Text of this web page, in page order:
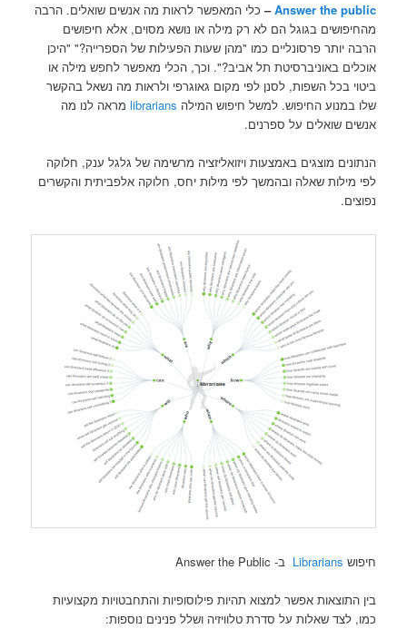
Answer the public
–כלי המאפשר לראות מה אנשים שואלים. הרבה
מהחיפושים בגוגל הם לא רק מילה או נושא מסוים, אלא חיפושים
הרבה יותר פרסונליים כמו "מהן שעות הפעילות של הספרייה?" "היכן
אוכלים באוניברסיטת תל אביב?". וכך, הכלי מאפשר לחפש מילה או
ביטוי בכל השפות, לסנן לפי מקום גאוגרפי ולראות מה נשאל בהקשר
שלו במנוע החיפוש. למשל חיפוש המילה librarians מראה לנו מה
אנשים שואלים על ספרנים.
הנתונים מוצגים באמצעות ויזואליזציה מרשימה של גלגל ענק, חלוקה
לפי מילות שאלה ובהמשך לפי מילות יחס, חלוקה אלפביתית והקשרים
נפוצים.
חיפוש Librarians ב- Answer the Public
בין התוצאות אפשר למצוא תהיות פילוסופיות והתחבטויות מקצועיות
כמו, לצד שאלות על סדרת טלוויזיה ושלל פנינים נוספות: